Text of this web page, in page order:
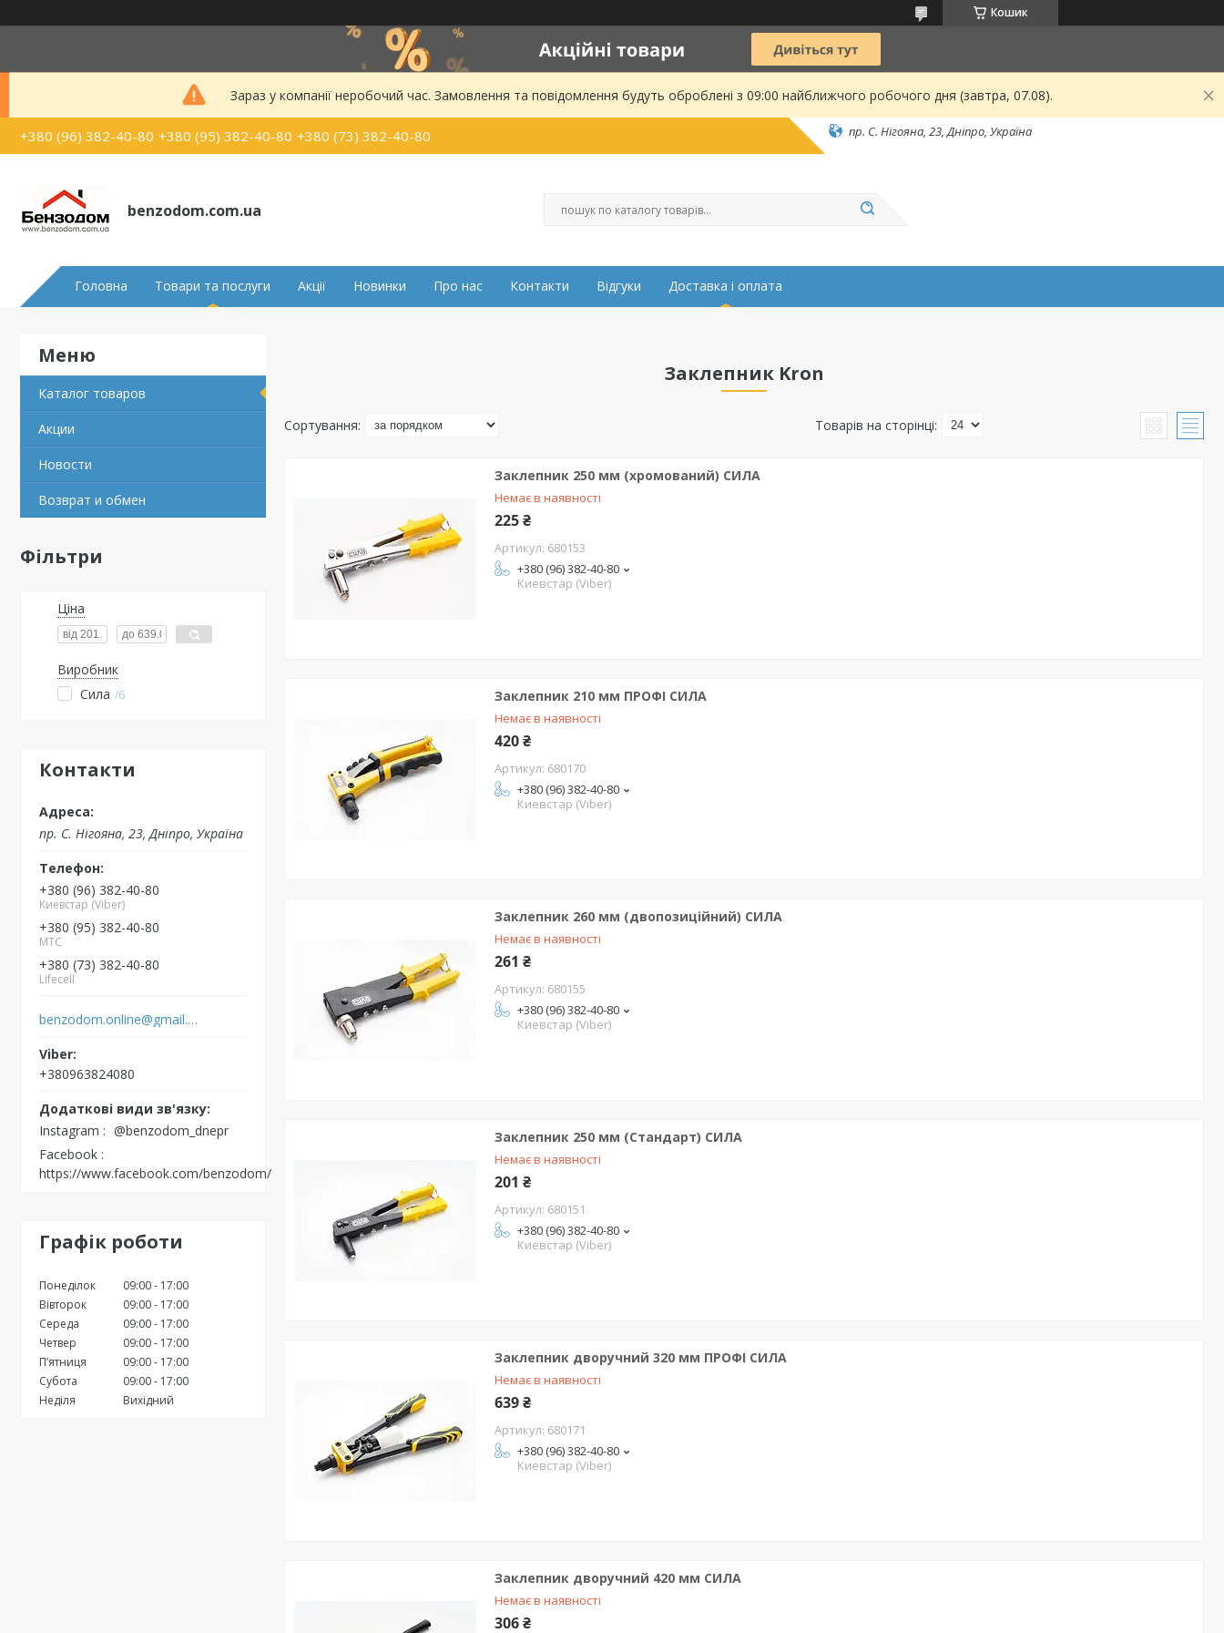
Кошик
Зараз у компанії неробочий час. Замовлення та повідомлення будуть оброблені з 09:00 найближчого робочого дня (завтра, 07.08).
+380 (96) 382-40-80 +380 (95) 382-40-80 +380 (73) 382-40-80 пр. С. Нігояна, 23, Дніпро, Україна
benzodom.com.ua
Головна Товари та послуги Акції Новинки Про нас Контакти Відгуки Доставка і оплата
Каталог товаров
Акции
Новости
Возврат и обмен
Фільтри
Ціна
Виробник
Сила
6
Контакти
пр. С. Нігояна, 23, Дніпро, Україна
+380 (96) 382-40-80
Киевстар (Viber)
+380 (95) 382-40-80
MTC
+380 (73) 382-40-80
Lifecell
benzodom.online@gmail.com
+380963824080
Instagram
@benzodom_dnepr
Facebook
https://www.facebook.com/benzodom/
Графік роботи
Понеділок 09:00
17:00
Вівторок
09:00
17:00
Середа
09:00
17:00
Четвер
09:00
17:00
Пʼятниця
09:00
17:00
Субота
09:00
17:00
Неділя
Вихідний
Заклепник Kron
Заклепник 250 мм (хромований) СИЛА
Немає в наявності
225 ₴
680153
+380 (96) 382-40-80
Киевстар (Viber)
Заклепник 210 мм ПРОФІ СИЛА
Немає в наявності
420 ₴
680170
+380 (96) 382-40-80
Киевстар (Viber)
Заклепник 260 мм (двопозиційний) СИЛА
Немає в наявності
261 ₴
680155
+380 (96) 382-40-80
Киевстар (Viber)
Заклепник 250 мм (Стандарт) СИЛА
Немає в наявності
201 ₴
680151
+380 (96) 382-40-80
Киевстар (Viber)
Заклепник дворучний 320 мм ПРОФІ СИЛА
Немає в наявності
639 ₴
680171
+380 (96) 382-40-80
Киевстар (Viber)
Заклепник дворучний 420 мм СИЛА
Немає в наявності
306 ₴